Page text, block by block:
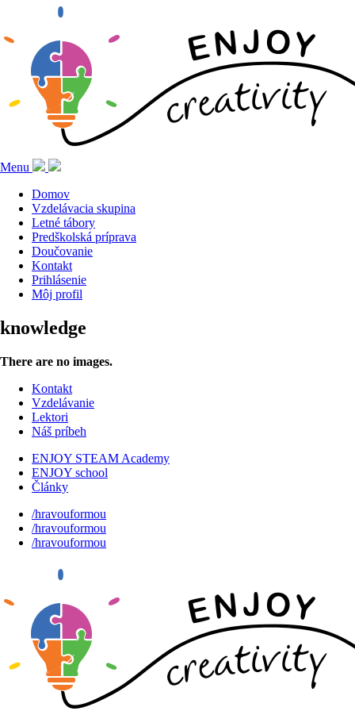
Menu
Domov
Vzdelávacia skupina
Letné tábory
Predškolská príprava
Doučovanie
Kontakt
Prihlásenie
Môj profil
knowledge
There are no images.
Kontakt
Vzdelávanie
Lektori
Náš príbeh
ENJOY STEAM Academy
ENJOY school
Články
/hravouformou
/hravouformou
/hravouformou